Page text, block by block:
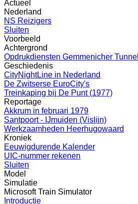
Actueel
Nederland
NS Reizigers
Sluiten
Voorbeeld
Achtergrond
Opdrukdiensten Gemmenicher Tunnel
Geschiedenis
CityNightLine in Nederland
De Zwitserse EuroCity's
Treinkaping bij De Punt (1977)
Reportage
Akkrum in februari 1979
Santpoort - IJmuiden (Vislijn)
Werkzaamheden Heerhugowaard
Kroniek
Eeuwigdurende Kalender
UIC-nummer rekenen
Sluiten
Model
Simulatie
Microsoft Train Simulator
Introductie